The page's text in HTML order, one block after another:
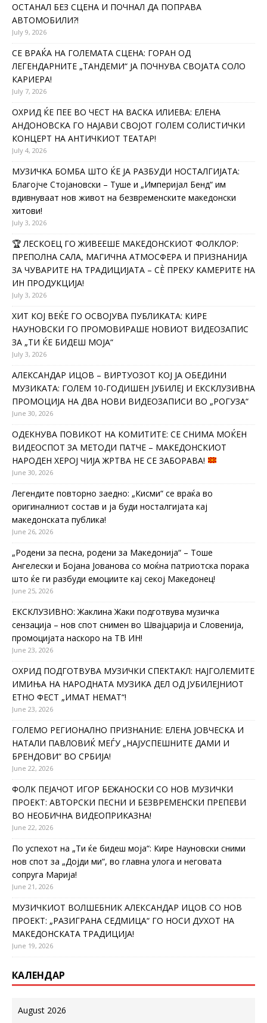
ОСТАНАЛ БЕЗ СЦЕНА И ПОЧНАЛ ДА ПОПРАВА
АВТОМОБИЛИ?!
July 9, 2026
СЕ ВРАЌА НА ГОЛЕМАТА СЦЕНА: ГОРАН ОД
ЛЕГЕНДАРНИТЕ „ТАНДЕМИ“ ЈА ПОЧНУВА СВОЈАТА СОЛО
КАРИЕРА!
July 7, 2026
ОХРИД ЌЕ ПЕЕ ВО ЧЕСТ НА ВАСКА ИЛИЕВА: ЕЛЕНА
АНДОНОВСКА ГО НАЈАВИ СВОЈОТ ГОЛЕМ СОЛИСТИЧКИ
КОНЦЕРТ НА АНТИЧКИОТ ТЕАТАР!
July 4, 2026
МУЗИЧКА БОМБА ШТО ЌЕ ЈА РАЗБУДИ НОСТАЛГИЈАТА:
Благојче Стојановски – Туше и „Империјал Бенд“ им
вдивнуваат нов живот на безвременските македонски
хитови!
July 3, 2026
🏆 ЛЕСКОЕЦ ГО ЖИВЕЕШЕ МАКЕДОНСКИОТ ФОЛКЛОР:
ПРЕПОЛНА САЛА, МАГИЧНА АТМОСФЕРА И ПРИЗНАНИЈА
ЗА ЧУВАРИТЕ НА ТРАДИЦИЈАТА – СÈ ПРЕКУ КАМЕРИТЕ НА
ИН ПРОДУКЦИЈА!
July 3, 2026
ХИТ КОЈ ВЕЌЕ ГО ОСВОЈУВА ПУБЛИКАТА: КИРЕ
НАУНОВСКИ ГО ПРОМОВИРАШЕ НОВИОТ ВИДЕОЗАПИС
ЗА „ТИ ЌЕ БИДЕШ МОЈА“
July 3, 2026
АЛЕКСАНДАР ИЦОВ – ВИРТУОЗОТ КОЈ ЈА ОБЕДИНИ
МУЗИКАТА: ГОЛЕМ 10-ГОДИШЕН ЈУБИЛЕЈ И ЕКСКЛУЗИВНА
ПРОМОЦИЈА НА ДВА НОВИ ВИДЕОЗАПИСИ ВО „РОГУЗА“
June 30, 2026
ОДЕКНУВА ПОВИКОТ НА КОМИТИТЕ: СЕ СНИМА МОЌЕН
ВИДЕОСПОТ ЗА МЕТОДИ ПАТЧЕ – МАКЕДОНСКИОТ
НАРОДЕН ХЕРОЈ ЧИЈА ЖРТВА НЕ СЕ ЗАБОРАВА!
June 30, 2026
Легендите повторно заедно: „Кисми“ се враќа во
оригиналниот состав и ја буди носталгијата кај
македонската публика!
June 26, 2026
„Родени за песна, родени за Македонија“ – Тоше
Ангелески и Бојана Јованова со моќна патриотска порака
што ќе ги разбуди емоциите кај секој Македонец!
June 25, 2026
ЕКСКЛУЗИВНО: Жаклина Жаки подготвува музичка
сензација – нов спот снимен во Швајцарија и Словенија,
промоцијата наскоро на ТВ ИН!
June 23, 2026
ОХРИД ПОДГОТВУВА МУЗИЧКИ СПЕКТАКЛ: НАЈГОЛЕМИТЕ
ИМИЊА НА НАРОДНАТА МУЗИКА ДЕЛ ОД ЈУБИЛЕЈНИОТ
ЕТНО ФЕСТ „ИМАТ НЕМАТ“!
June 23, 2026
ГОЛЕМО РЕГИОНАЛНО ПРИЗНАНИЕ: ЕЛЕНА ЈОВЧЕСКА И
НАТАЛИ ПАВЛОВИЌ МЕЃУ „НАЈУСПЕШНИТЕ ДАМИ И
БРЕНДОВИ“ ВО СРБИЈА!
June 22, 2026
ФОЛК ПЕЈАЧОТ ИГОР БЕЖАНОСКИ СО НОВ МУЗИЧКИ
ПРОЕКТ: АВТОРСКИ ПЕСНИ И БЕЗВРЕМЕНСКИ ПРЕПЕВИ
ВО НЕОБИЧНА ВИДЕОПРИКАЗНА!
June 22, 2026
По успехот на „Ти ќе бидеш моја“: Кире Науновски сними
нов спот за „Дојди ми“, во главна улога и неговата
сопруга Марија!
June 21, 2026
МУЗИЧКИОТ ВОЛШЕБНИК АЛЕКСАНДАР ИЦОВ СО НОВ
ПРОЕКТ: „РАЗИГРАНА СЕДМИЦА“ ГО НОСИ ДУХОТ НА
МАКЕДОНСКАТА ТРАДИЦИЈА!
June 19, 2026
КАЛЕНДАР
August 2026